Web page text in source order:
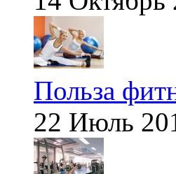
Польза
22 Июль